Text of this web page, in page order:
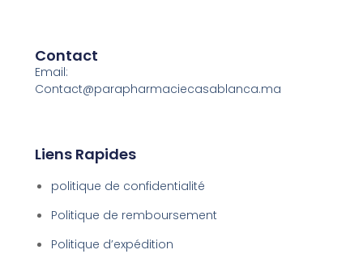
Contact
Email:
Contact@parapharmaciecasablanca.ma
Liens Rapides
politique de confidentialité
Politique de remboursement
Politique d’expédition